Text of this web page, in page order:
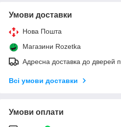
Умови доставки
Нова Пошта
Магазини Rozetka
Адресна доставка до дверей
Всі умови доставки
Умови оплати